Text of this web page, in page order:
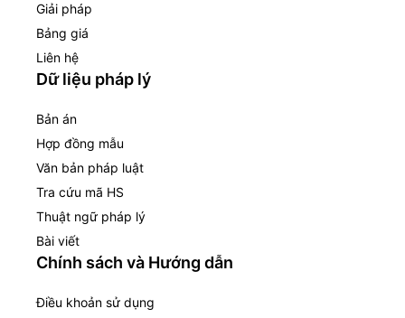
Giải pháp
Bảng giá
Liên hệ
Dữ liệu pháp lý
Bản án
Hợp đồng mẫu
Văn bản pháp luật
Tra cứu mã HS
Thuật ngữ pháp lý
Bài viết
Chính sách và Hướng dẫn
Điều khoản sử dụng